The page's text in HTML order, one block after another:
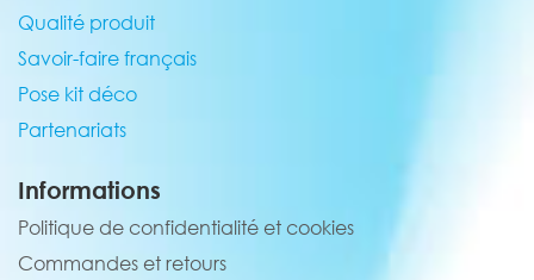
Qualité produit
Savoir-faire français
Pose kit déco
Partenariats
Informations
Politique de confidentialité et cookies
Commandes et retours